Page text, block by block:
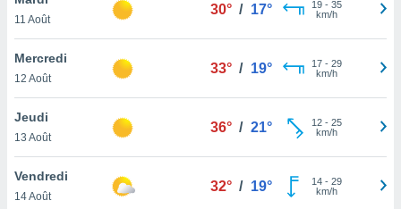
le
ainsi
un
la
du
11 Août
30° / 17° 19- 35
km/h
Mercredi
12 Août
33° / 19° 17- 29
km/h
Jeudi
13 Août
36° / 21° 12- 25
km/h
Vendredi
14 Août
32° / 19° 14- 29
km/h